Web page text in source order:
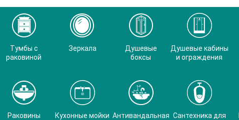
Тумбы с
раковиной
Зеркала
Душевые
боксы
Душевые кабины
и ограждения
Раковины Кухонные мойки Антивандальная Сантехника для